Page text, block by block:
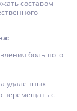
составом
большого
удаленных
перемещать с